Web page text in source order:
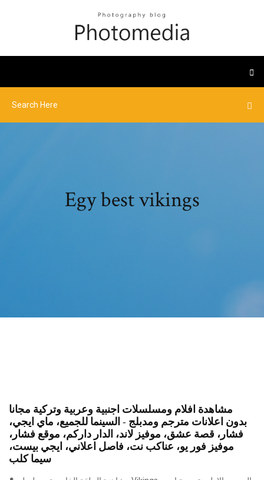
Egy best vikings
مشاهدة افلام ومسلسلات اجنبية وعربية وتركية مجانا
بدون اعلانات مترجم ومدبلج - السينما للجميع، ماي ايجي،
فشار، قصة عشق، موفيز لاند، الدار داركم، موقع فشار،
موفيز فور يو، عناكب نت، فاصل اعلاني، ايجي بيست،
سيما كلب